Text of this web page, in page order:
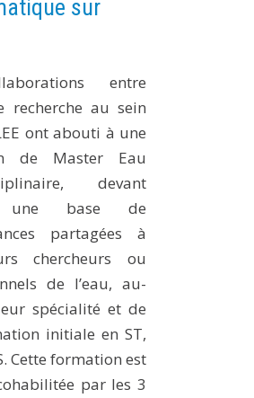
sur
entre
recherche au sein
ont abouti à une
de Master Eau
devant
une base de
partagées à
chercheurs ou
de l’eau, au-
spécialité et de
initiale en ST,
Cette formation est
par les 3